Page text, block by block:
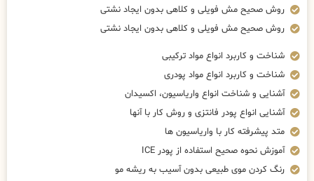
روش صحیح مش فویلی و کلاهی بدون ایجاد نشتی
روش صحیح مش فویلی و کلاهی بدون ایجاد نشتی
شناخت و کاربرد انواع مواد ترکیبی
شناخت و کاربرد انواع مواد پودری
آشنایی و شناخت انواع واریاسیون، اکسیدان
آشنایی انواع پودر فانتزی و روش کار با آنها
متد پیشرفته کار با واریاسیون ها
آموزش نحوه صحیح استفاده از پودر ICE
رنگ کردن موی طبیعی بدون آسیب به ریشه مو